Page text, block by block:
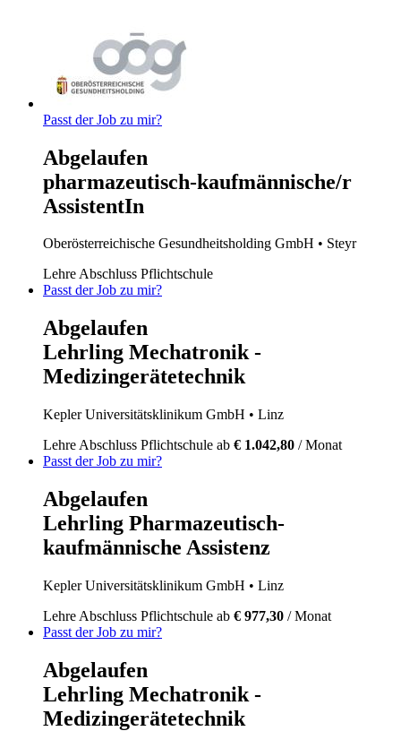
Passt der Job zu mir?
Abgelaufen
pharmazeutisch-kaufmännische/r
AssistentIn
Oberösterreichische Gesundheitsholding GmbH • Steyr
LehreAbschluss Pflichtschule
Passt der Job zu mir?
Abgelaufen
Lehrling Mechatronik -
Medizingerätetechnik
Kepler Universitätsklinikum GmbH • Linz
Lehre Abschluss Pflichtschule ab € 1.042,80 / Monat
Passt der Job zu mir?
Abgelaufen
Lehrling Pharmazeutisch-
kaufmännische Assistenz
Kepler Universitätsklinikum GmbH • Linz
Lehre Abschluss Pflichtschule ab € 977,30 / Monat
Passt der Job zu mir?
Abgelaufen
Lehrling Mechatronik -
Medizingerätetechnik